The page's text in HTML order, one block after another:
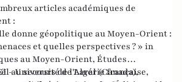
articles académiques de
:
donne géopolitique au Moyen-Orient :
et quelles perspectives ? » in
au Moyen-Orient, Études
- Université de Laval (Canada),
au secours de l'Algérie française,